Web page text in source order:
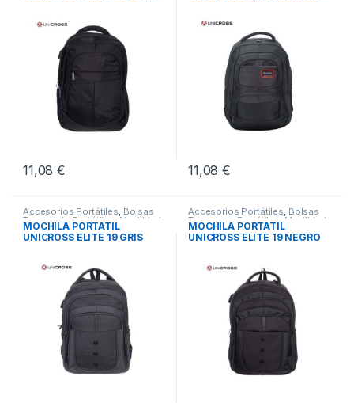
11,08€ 11,08€
Accesorios Portátiles, Bolsas
Transporte Portátiles, Movilidad
MOCHILA PORTATIL
UNICROSS ELITE 19 GRIS
Accesorios Portátiles, Bolsas
Transporte Portátiles, Movilidad
MOCHILA PORTATIL
UNICROSS ELITE 19 NEGRO